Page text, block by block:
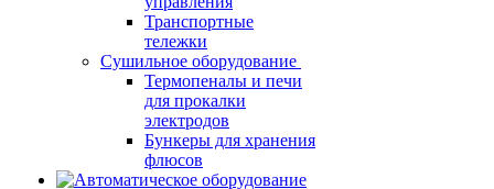
Транспортные
тележки
Сушильное оборудование
Термопеналы и печи
для прокалки
электродов
Бункеры для хранения
флюсов